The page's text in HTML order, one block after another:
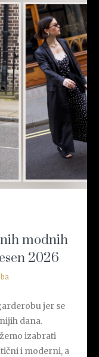
modnih
2026
jer se
dana.
izabrati
i moderni, a